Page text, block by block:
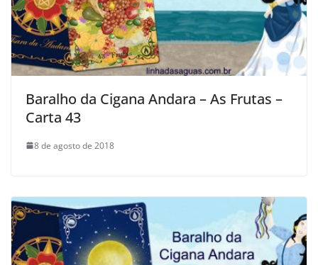
Baralho da Cigana Andara – As Frutas –
Carta 43
8 de agosto de 2018